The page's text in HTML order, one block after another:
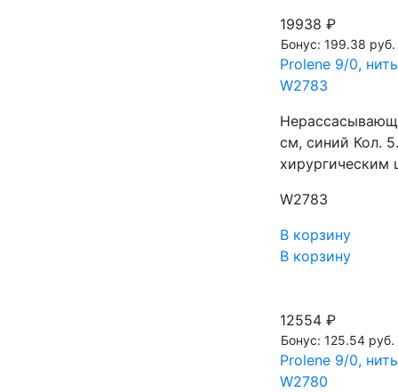
19938 ₽
Бонус: 199.38 руб.
Prolene 9/0,
W2783
см, синий Кол.
хирургическим
W2783
В корзину
В корзину
12554 ₽
Бонус: 125.54 руб.
Prolene 9/0,
W2780